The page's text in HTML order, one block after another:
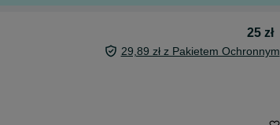
25 zł
29,89 zł z Pakietem Ochronnym